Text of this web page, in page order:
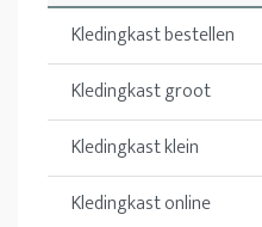
Kledingkast bestellen
Kledingkast groot
Kledingkast klein
Kledingkast online